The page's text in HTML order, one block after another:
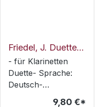
Friedel, J. Duette für Klarinetten - Ganz leicht*
- für Klarinetten
Duette- Sprache:
Deutsch-
Schwierigkeit:
9,80 €*